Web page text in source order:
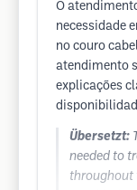
O
necessidade
no couro
atendimento
explicações
Übersetzt:
needed to
throughout